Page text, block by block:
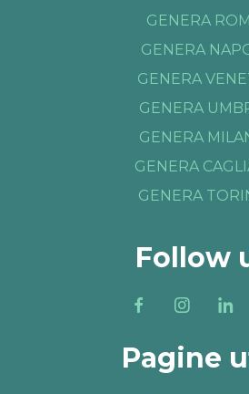
GENERA
GENERA
GENERA
GENERA
GENERA
GENERA
GENERA
Follow
Pagine